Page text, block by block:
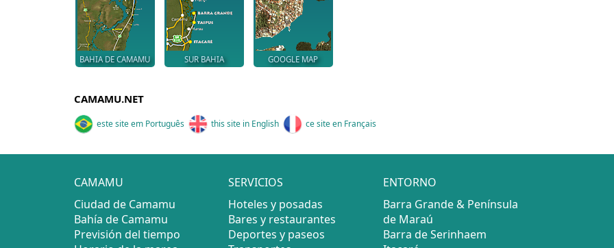
BAHIA DE CAMAMU SUR BAHIA GOOGLE MAP
CAMAMU.NET
este site em Português this site in English ce site en Français
CAMAMU
Ciudad de Camamu
Bahía de Camamu
Previsión del tiempo
SERVICIOS
Hoteles y posadas
Bares y restaurantes
Deportes y paseos
ENTORNO
Barra Grande & Península
de Maraú
Barra de Serinhaem